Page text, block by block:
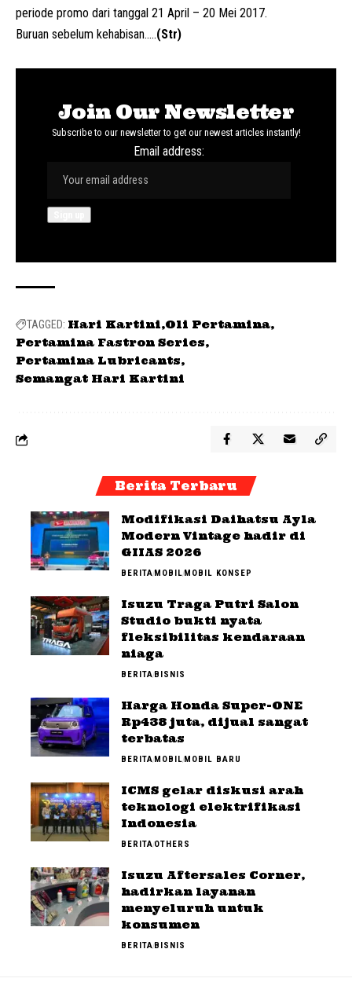
periode promo dari tanggal 21 April – 20 Mei 2017.
Buruan sebelum kehabisan…..(Str)
Join Our Newsletter
Subscribe to our newsletter to get our newest articles instantly!
Email address:
TAGGED: Hari Kartini Oli Pertamina
Pertamina Fastron Series
Pertamina Lubricants
Semangat Hari Kartini
Berita Terbaru
Modifikasi Daihatsu Ayla
Modern Vintage hadir di
GIIAS 2026
BERITAMOBILMOBIL KONSEP
Isuzu Traga Putri Salon
Studio bukti nyata
fleksibilitas kendaraan
niaga
BERITABISNIS
Harga Honda Super-ONE
Rp438 juta, dijual sangat
terbatas
BERITAMOBILMOBIL BARU
ICMS gelar diskusi arah
teknologi elektrifikasi
Indonesia
BERITAOTHERS
Isuzu Aftersales Corner,
hadirkan layanan
menyeluruh untuk
konsumen
BERITABISNIS